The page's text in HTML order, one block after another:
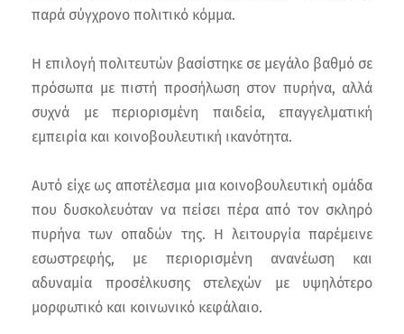
παρά σύγχρονο πολιτικό κόμμα.
Η επιλογή πολιτευτών βασίστηκε σε μεγάλο βαθμό σε
πρόσωπα με πιστή προσήλωση στον πυρήνα, αλλά
συχνά με περιορισμένη παιδεία, επαγγελματική
εμπειρία και κοινοβουλευτική ικανότητα.
Αυτό είχε ως αποτέλεσμα μια κοινοβουλευτική ομάδα
που δυσκολευόταν να πείσει πέρα από τον σκληρό
πυρήνα των οπαδών της. Η λειτουργία παρέμεινε
εσωστρεφής, με περιορισμένη ανανέωση και
αδυναμία προσέλκυσης στελεχών με υψηλότερο
μορφωτικό και κοινωνικό κεφάλαιο.